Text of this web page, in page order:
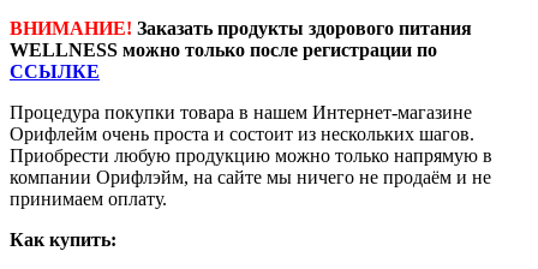
ВНИМАНИЕ! Заказать продукты здорового питания
WELLNESS можно только после регистрации по
ССЫЛКЕ
Процедура покупки товара в нашем Интернет-магазине
Орифлейм очень проста и состоит из нескольких шагов.
Приобрести любую продукцию можно только напрямую в
компании Орифлэйм, на сайте мы ничего не продаём и не
принимаем оплату.
Как купить: